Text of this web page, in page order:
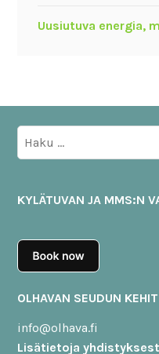
Uusiutuva energia,
Haku:
KYLÄTUVAN JA MMS:N
OLHAVAN SEUDUN
info@olhava.fi
Lisätietoja